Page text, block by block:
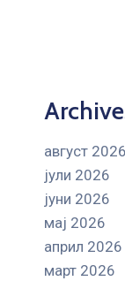
август 2026
јули 2026
јуни 2026
мај 2026
април 2026
март 2026